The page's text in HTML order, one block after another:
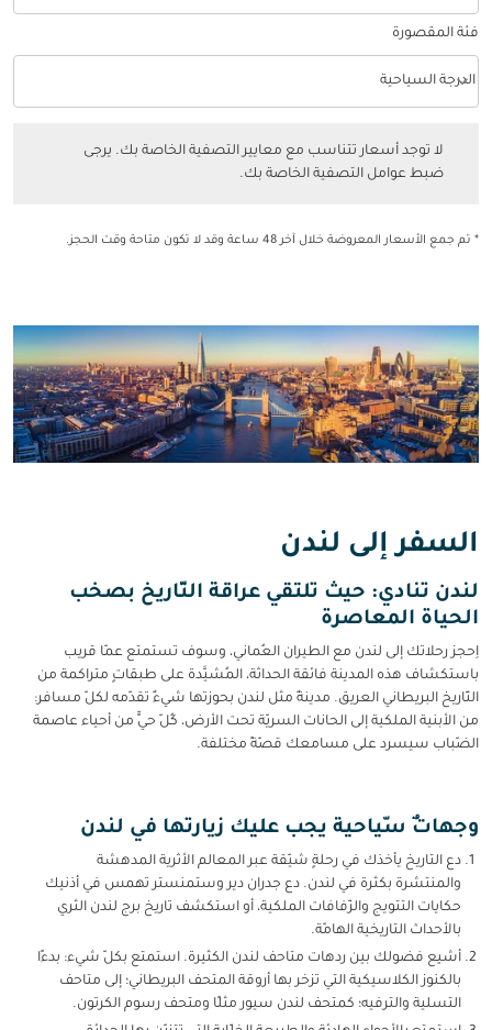
فئة المقصورة
فئة المقصورة option الدرجة السياحية Selected
الدرجة السياحية
keyboard_arrow_down
لا توجد أسعار تتناسب مع معايير التصفية الخاصة بك. يرجى
ضبط عوامل التصفية الخاصة بك.
* تم جمع الأسعار المعروضة خلال آخر 48 ساعة وقد لا تكون متاحة وقت الحجز.
السفر إلى لندن
لندن تنادي: حيث تلتقي عراقة التّاريخ بصخب
الحياة المعاصرة
اِحجز رحلاتك إلى لندن مع الطيران العُماني، وسوف تستمتع عمّا قريب
باستكشاف هذه المدينة فائقة الحداثة، المُشيَّدة على طبقاتٍ متراكمة من
التّاريخ البريطاني العريق. مدينةٌ مثل لندن بحوزتها شيءٌ تقدّمه لكلّ مسافر:
من الأبنية الملكية إلى الحانات السريّة تحت الأرض، كُلّ حيٍّ من أحياء عاصمة
الضّباب سيسرد على مسامعك قصّةً مختلفة.
وجهاتٌ سّياحية يجب عليك زيارتها في لندن
دع التاريخ يأخذك في رحلةٍ شيّقة عبر المعالم الأثرية المدهشة
والمنتشرة بكثرة في لندن. دع جدران دير وستمنستر تهمس في أذنيك
حكايات التتويج والزّفافات الملكية، أو استكشف تاريخ برج لندن الثري
بالأحداث التاريخية الهامّة.
أشبِع فضولك بين ردهات متاحف لندن الكثيرة. استمتع بكلّ شيء: بدءًا
بالكنوز الكلاسيكية التي تزخر بها أروقة المتحف البريطاني؛ إلى متاحف
التسلية والترفيه؛ كمتحف لندن سيور مثلًا ومتحف رسوم الكرتون.